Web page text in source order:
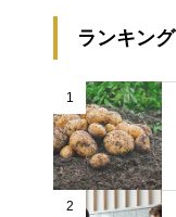
ランキング
1
2